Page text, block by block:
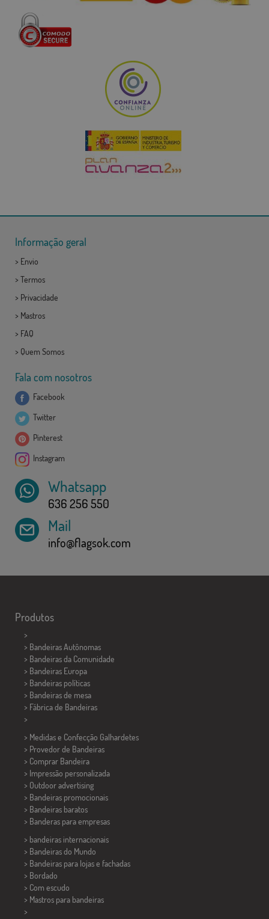
Informação geral
> Envio
> Termos
> Privacidade
> Mastros
> FAQ
> Quem Somos
Fala com nosotros
Facebook
Twitter
Pinterest
Instagram
Whatsapp
636 256 550
Mail
info@flagsok.com
Produtos
>
> Bandeiras Autônomas
> Bandeiras da Comunidade
> Bandeiras Europa
> Bandeiras políticas
> Bandeiras de mesa
> Fábrica de Bandeiras
>
> Medidas e Confecção Galhardetes
> Provedor de Bandeiras
> Comprar Bandeira
> Impressão personalizada
> Outdoor advertising
> Bandeiras promocionais
> Bandeiras baratos
> Banderas para empresas
> bandeiras internacionais
> Bandeiras do Mundo
> Bandeiras para lojas e fachadas
> Bordado
> Com escudo
> Mastros para bandeiras
>